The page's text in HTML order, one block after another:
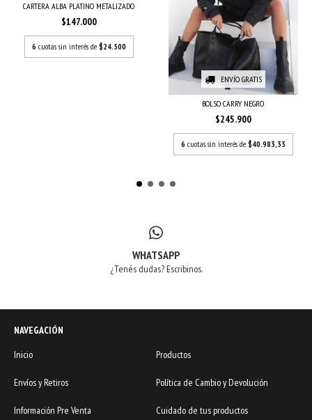
CARTERA ALBA PLATINO METALIZADO
$147.000
6 cuotas sin interés de $24.500
ENVÍO GRATIS
BOLSO CARRY NEGRO
$245.900
6 cuotas sin interés de $40.983,33
WHATSAPP
¿Tenés dudas? Escribinos.
NAVEGACIÓN
Inicio
Productos
Envíos y Retiros Política de Cambio y Devolución
Información Pre Venta Cuidado de tus productos